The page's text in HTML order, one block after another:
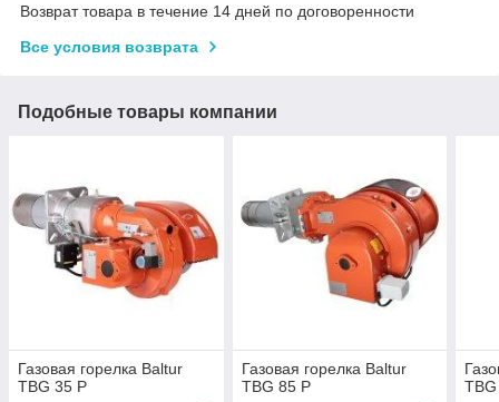
Возврат товара в течение 14 дней по договоренности
Все условия возврата
Подобные товары компании
Газовая горелка Baltur
TBG 35 P
Газовая горелка Baltur
TBG 85 P